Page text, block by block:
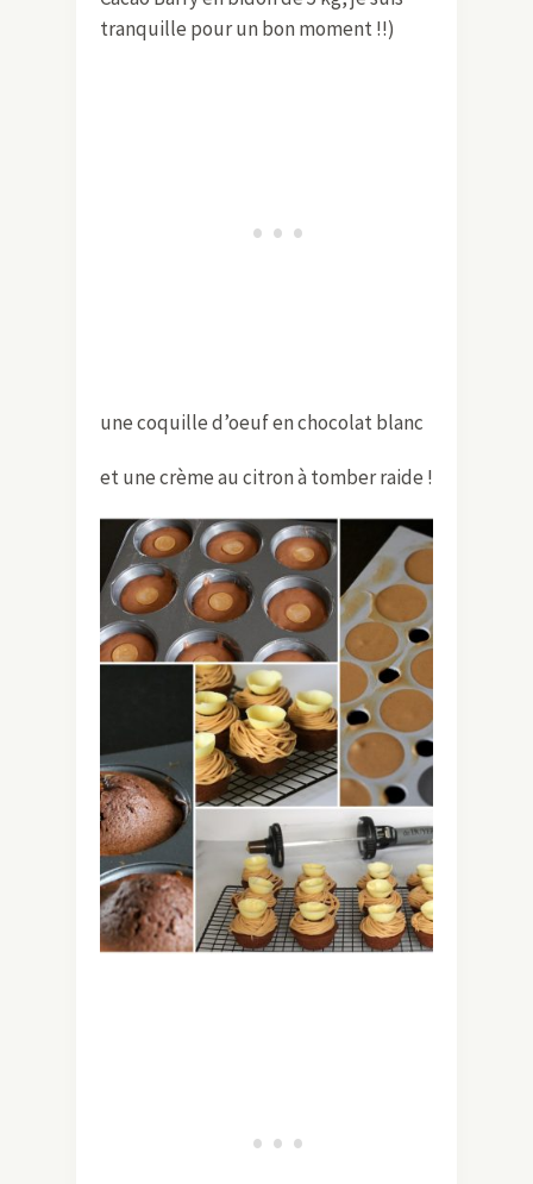
tranquille pour un bon moment !!)
une coquille d’oeuf en chocolat blanc
et une crème au citron à tomber raide !